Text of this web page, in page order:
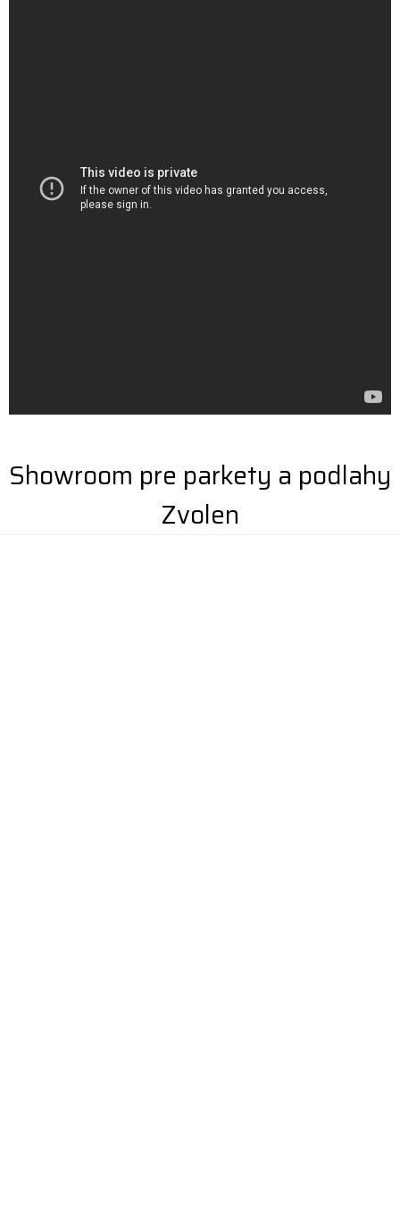
Showroom pre parkety a podlahy
Zvolen